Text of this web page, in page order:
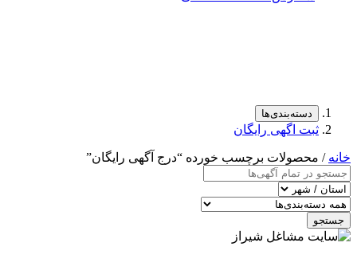
دسته‌بندی‌ها
ثبت اگهی رایگان
خانه / محصولات برچسب خورده “درج آگهی رایگان”
جستجو